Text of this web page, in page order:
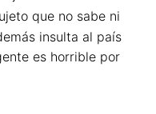
que no sabe ni
insulta al país
es horrible por